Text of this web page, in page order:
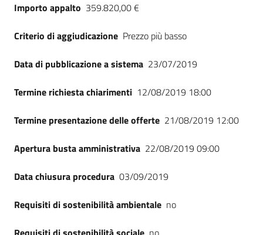
Importo appalto 359.820,00 €
Criterio di aggiudicazione Prezzo più basso
Data di pubblicazione a sistema 23/07/2019
Termine richiesta chiarimenti 12/08/2019 18:00
Termine presentazione delle offerte 21/08/2019 12:00
Apertura busta amministrativa 22/08/2019 09:00
Data chiusura procedura 03/09/2019
Requisiti di sostenibilità ambientale no